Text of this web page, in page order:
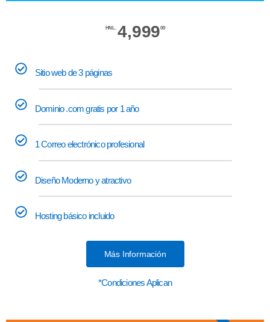
HNL. 4,99900
Sitio web de 3 páginas
Dominio .com gratis por 1 año
1 Correo electrónico profesional
Diseño Moderno y atractivo
Hosting básico incluido
Más Información
*Condiciones Aplican